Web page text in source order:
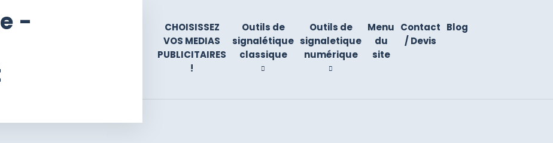
-
CHOISISSEZ
VOS MEDIAS
PUBLICITAIRES
!
Outils de
signalétique
classique
Outils de
signaletique
numérique
Menu
du
site
Contact
/ Devis
Blog